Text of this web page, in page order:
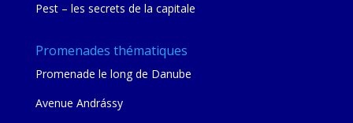
Pest – les secrets de la capitale
Promenades thématiques
Promenade le long de Danube
Avenue Andrássy